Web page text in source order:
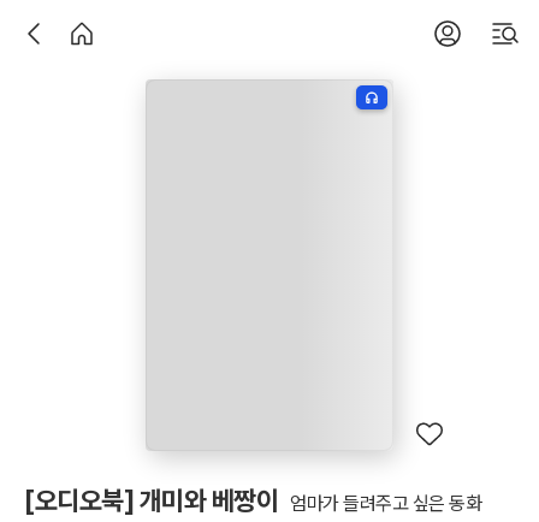
[오디오북] 개미와 베짱이 엄마가 들려주고 싶은 동화